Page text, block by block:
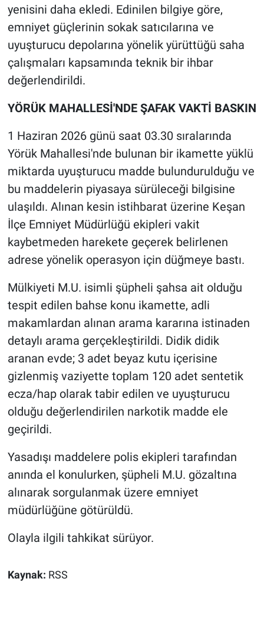
yenisini daha ekledi. Edinilen bilgiye göre,
emniyet güçlerinin sokak satıcılarına ve
uyuşturucu depolarına yönelik yürüttüğü saha
çalışmaları kapsamında teknik bir ihbar
değerlendirildi.
YÖRÜK MAHALLESİ'NDE ŞAFAK VAKTİ BASKIN
1 Haziran 2026 günü saat 03.30 sıralarında
Yörük Mahallesi'nde bulunan bir ikamette yüklü
miktarda uyuşturucu madde bulundurulduğu ve
bu maddelerin piyasaya sürüleceği bilgisine
ulaşıldı. Alınan kesin istihbarat üzerine Keşan
İlçe Emniyet Müdürlüğü ekipleri vakit
kaybetmeden harekete geçerek belirlenen
adrese yönelik operasyon için düğmeye bastı.
Mülkiyeti M.U. isimli şüpheli şahsa ait olduğu
tespit edilen bahse konu ikamette, adli
makamlardan alınan arama kararına istinaden
detaylı arama gerçekleştirildi. Didik didik
aranan evde; 3 adet beyaz kutu içerisine
gizlenmiş vaziyette toplam 120 adet sentetik
ecza/hap olarak tabir edilen ve uyuşturucu
olduğu değerlendirilen narkotik madde ele
geçirildi.
Yasadışı maddelere polis ekipleri tarafından
anında el konulurken, şüpheli M.U. gözaltına
alınarak sorgulanmak üzere emniyet
müdürlüğüne götürüldü.
Olayla ilgili tahkikat sürüyor.
Kaynak: RSS